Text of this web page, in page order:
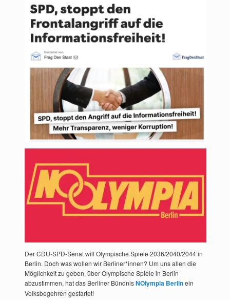
Der CDU-SPD-Senat will Olympische Spiele 2036/2040/2044 in
Berlin. Doch was wollen wir Berliner*innen? Um uns allen die
Möglichkeit zu geben, über Olympische Spiele in Berlin
abzustimmen, hat das Berliner BündnisNOlympia Berlinein
Volksbegehren gestartet!